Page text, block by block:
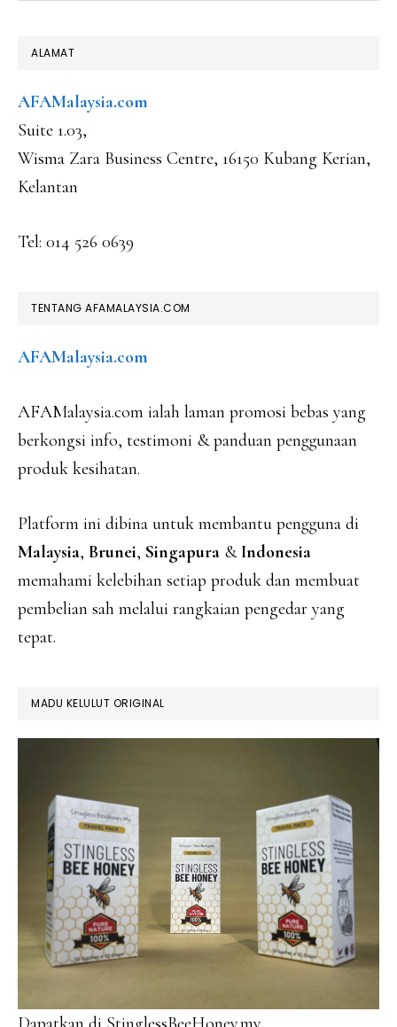
FOOTER
ALAMAT
AFAMalaysia.com
Suite 1.03,
Wisma Zara Business Centre, 16150 Kubang Kerian,
Kelantan
Tel: 014 526 0639
TENTANG AFAMALAYSIA.COM
AFAMalaysia.com
AFAMalaysia.com ialah laman promosi bebas yang
berkongsi info, testimoni & panduan penggunaan
produk kesihatan.
Platform ini dibina untuk membantu pengguna di
Malaysia, Brunei, Singapura &Indonesia
memahami kelebihan setiap produk dan membuat
pembelian sah melalui rangkaian pengedar yang
tepat.
MADU KELULUT ORIGINAL